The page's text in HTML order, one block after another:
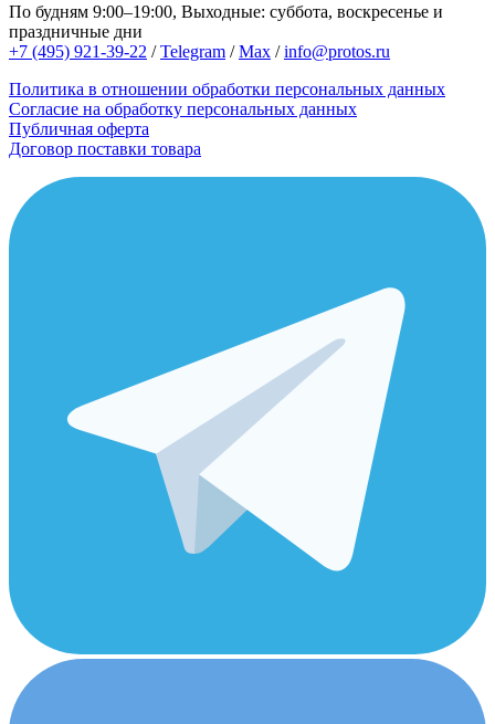
По будням 9:00–19:00, Выходные: суббота, воскресенье и
праздничные дни
+7 (495) 921-39-22 /Telegram /Max /info@protos.ru
Политика в отношении обработки персональных данных
Согласие на обработку персональных данных
Публичная оферта
Договор поставки товара